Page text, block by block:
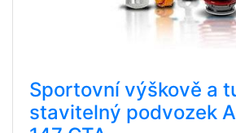
Sportovní výškově a
stavitelný podvozek